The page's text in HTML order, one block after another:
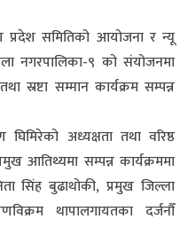
समितिको आयोजना र न्यू
नगरपालिका-९ को संयोजनमा
स्रष्टा सम्मान कार्यक्रम सम्पन्न
अध्यक्षता तथा वरिष्ठ
आतिथ्यमा सम्पन्न कार्यक्रममा
सिंह बुढाथोकी, प्रमुख जिल्ला
थापालगायतका दर्जनौँ